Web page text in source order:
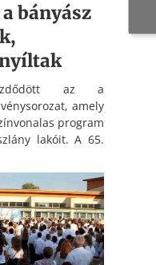
bányász
az a
amely
program
lakóit. A 65.
tizenegyedik
a bányász
sátorba, ahol a
a pusztavámi,
várgesztesi
is megjelentek.